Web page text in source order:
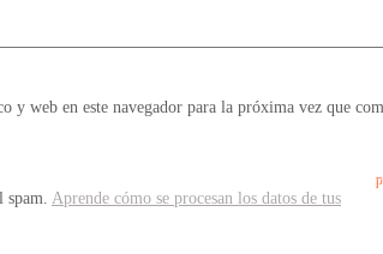
y web en este navegador para la próxima vez que
Aprende cómo se procesan los datos de tus